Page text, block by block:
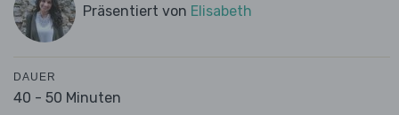
Präsentiert von Elisabeth
DAUER
40 - 50 Minuten